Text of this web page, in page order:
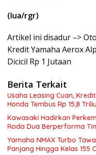
(lua/rgr)
Artikel ini disadur –>
Kredit Yamaha Aerox
Dicicil Rp 1 Jutaan
Berita Terkait
Usaha Leasing Cuan,
Honda Tembus Rp 15,8
Kawasaki Hadirkan
Roda Dua Berperforma
Yamaha NMAX Turbo
Panjang Hingga Kelas 155